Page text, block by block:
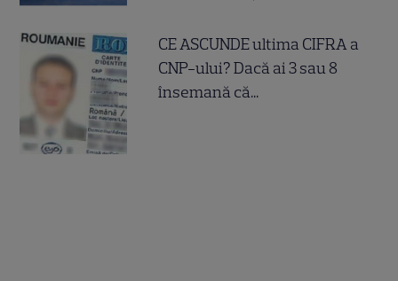
CE ASCUNDE ultima CIFRA a
CNP-ului? Dacă ai 3 sau 8
însemană că...